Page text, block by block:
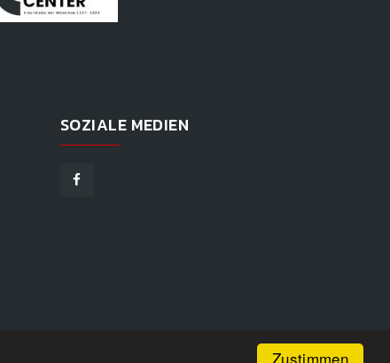
Zustimmen
SOZIALE MEDIEN